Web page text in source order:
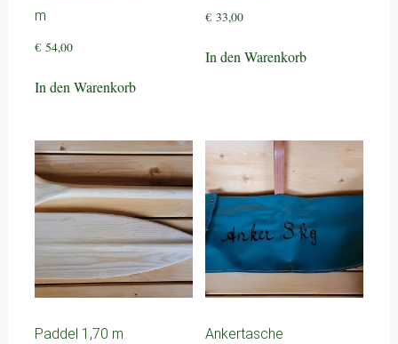
m
€54,00
In den Warenkorb
€ 33,00
In den Warenkorb
Paddel 1,70 m Ankertasche